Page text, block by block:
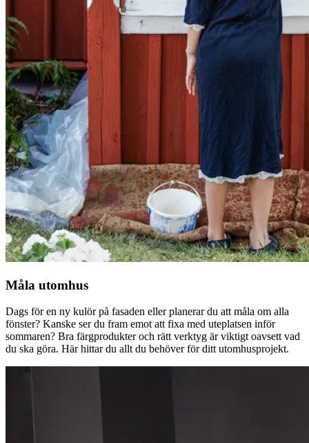
Måla utomhus
Dags för en ny kulör på fasaden eller planerar du att måla om alla
fönster? Kanske ser du fram emot att fixa med uteplatsen inför
sommaren? Bra färgprodukter och rätt verktyg är viktigt oavsett vad
du ska göra. Här hittar du allt du behöver för ditt utomhusprojekt.